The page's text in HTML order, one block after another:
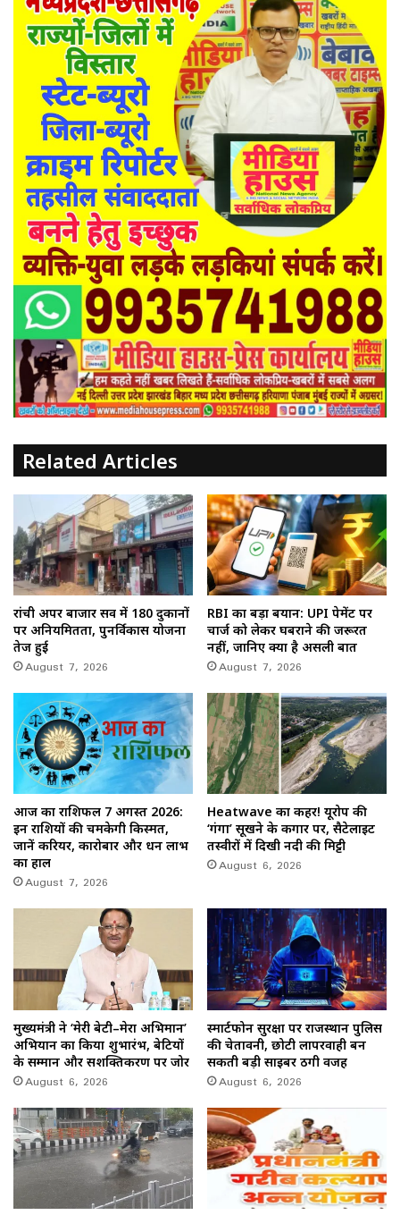
Related Articles
रांची अपर बाजार सर्वे में 180 दुकानों
पर अनियमितता, पुनर्विकास योजना
तेज हुई
August 7, 2026
RBI का बड़ा बयान: UPI पेमेंट पर
चार्ज को लेकर घबराने की जरूरत
नहीं, जानिए क्या है असली बात
August 7, 2026
आज का राशिफल 7 अगस्त 2026:
इन राशियों की चमकेगी किस्मत,
जानें करियर, कारोबार और धन लाभ
का हाल
August 7, 2026
Heatwave का कहर! यूरोप की
‘गंगा’ सूखने के कगार पर, सैटेलाइट
तस्वीरों में दिखी नदी की मिट्टी
August 6, 2026
मुख्यमंत्री ने ‘मेरी बेटी–मेरा अभिमान’
अभियान का किया शुभारंभ, बेटियों
के सम्मान और सशक्तिकरण पर जोर
August 6, 2026
स्मार्टफोन सुरक्षा पर राजस्थान पुलिस
की चेतावनी, छोटी लापरवाही बन
सकती बड़ी साइबर ठगी वजह
August 6, 2026